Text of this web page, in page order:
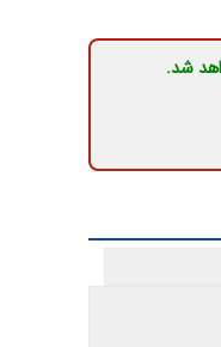
شد.